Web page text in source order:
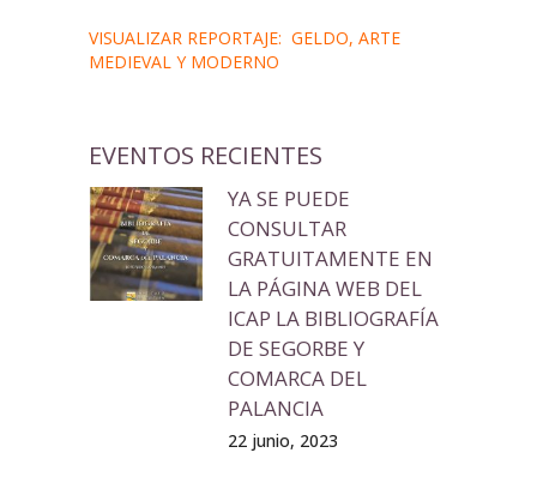
VISUALIZAR REPORTAJE: GELDO, ARTE
MEDIEVAL Y MODERNO
EVENTOS RECIENTES
YA SE PUEDE
CONSULTAR
GRATUITAMENTE EN
LA PÁGINA WEB DEL
ICAP LA BIBLIOGRAFÍA
DE SEGORBE Y
COMARCA DEL
PALANCIA
22 junio, 2023